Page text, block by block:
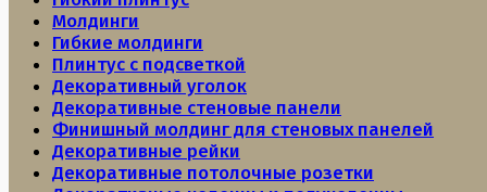
Молдинги
Гибкие молдинги
Плинтус с подсветкой
Декоративный уголок
Декоративные стеновые панели
Финишный молдинг для стеновых панелей
Декоративные рейки
Декоративные потолочные розетки